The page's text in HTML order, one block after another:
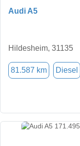
Audi A5
Hildesheim, 31135
81.587 km Diesel